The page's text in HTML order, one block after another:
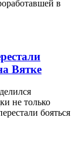
в
Вятке
не только
бояться